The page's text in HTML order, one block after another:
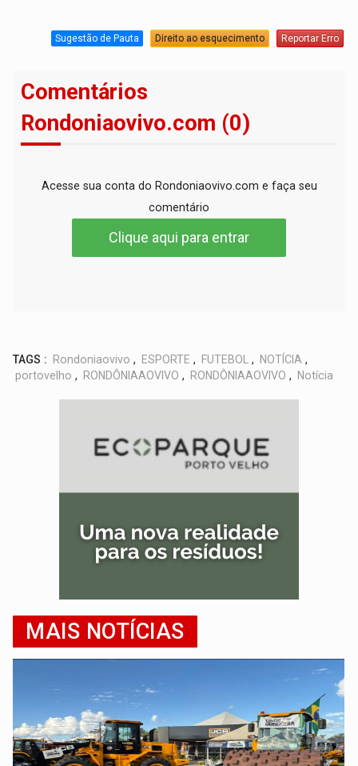
Sugestão de Pauta Direito ao esquecimento Reportar Erro
Comentários
Rondoniaovivo.com (0)
Acesse sua conta do Rondoniaovivo.com e faça seu
comentário
Clique aqui para entrar
TAGS : Rondoniaovivo , ESPORTE , FUTEBOL , NOTÍCIA ,
portovelho , RONDÔNIAAOVIVO , RONDÔNIAAOVIVO , Notícia
MAIS NOTÍCIAS